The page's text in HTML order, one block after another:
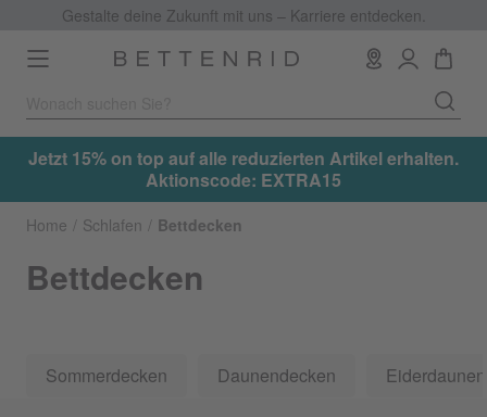
Gestalte deine Zukunft mit uns – Karriere entdecken.
Toggle
navigation
Jetzt 15% on top auf alle reduzierten Artikel erhalten.
Aktionscode: EXTRA15
Home Schlafen Bettdecken
Bettdecken
Sommerdecken Daunendecken